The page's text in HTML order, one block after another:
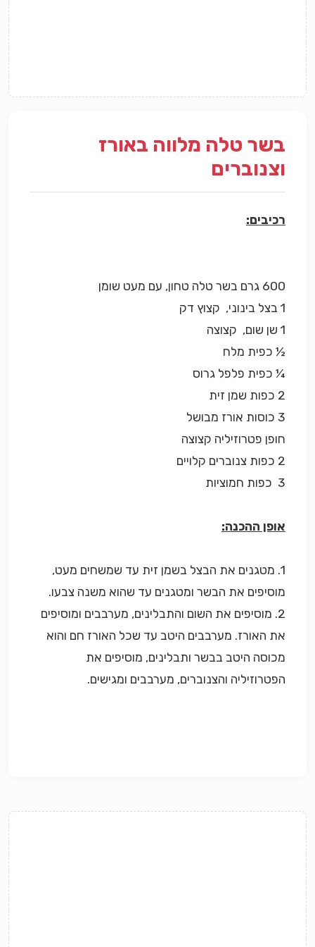
בשר טלה מלווה באורז
וצנוברים
רכיבים:
600 גרם בשר טלה טחון, עם מעט שומן
1 בצל בינוני, קצוץ דק
1 שן שום, קצוצה
½ כפית מלח
¼ כפית פלפל גרוס
2 כפות שמן זית
3 כוסות אורז מבושל
חופן פטרוזיליה קצוצה
2 כפות צנוברים קלויים
3 כפות חמוציות
אופן ההכנה:
1. מטגנים את הבצל בשמן זית עד שמשחים מעט,
מוסיפים את הבשר ומטגנים עד שהוא משנה צבעו.
2. מוסיפים את השום והתבלינים, מערבבים ומוסיפים
את האורז. מערבבים היטב עד שכל האורז חם והוא
מכוסה היטב בבשר ותבלינים, מוסיפים את
הפטרוזיליה והצנוברים, מערבבים ומגישים.